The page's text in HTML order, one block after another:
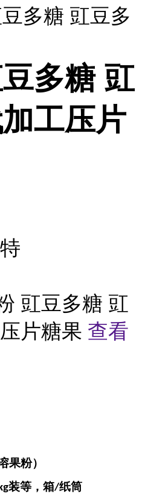
多糖 豇豆多
多糖 豇
工压片
豇豆多糖 豇
片糖果 查看
果粉）
装等，箱/纸筒